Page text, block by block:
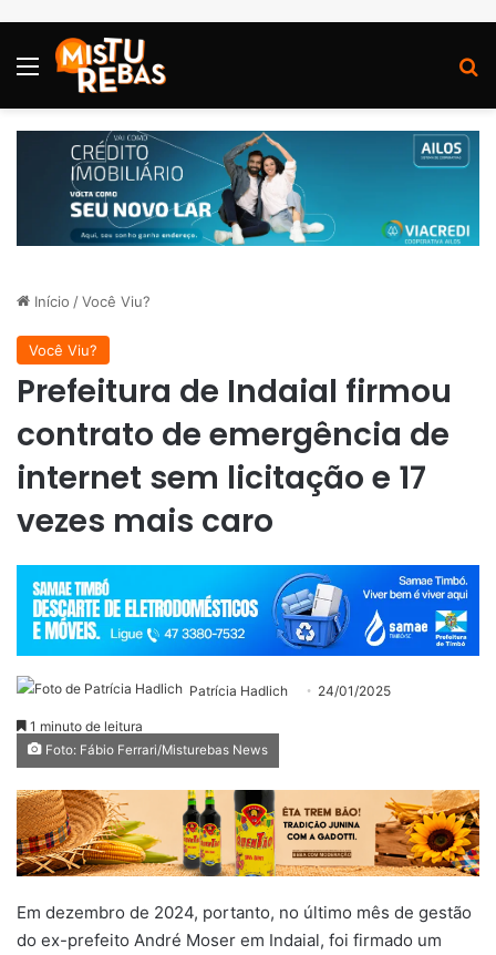
Menu
Início /Você Viu?
Você Viu?
Prefeitura de Indaial firmou
contrato de emergência de
internet sem licitação e 17
vezes mais caro
Patrícia Hadlich 24/01/2025
1 minuto de leitura
Foto: Fábio Ferrari/Misturebas News
Em dezembro de 2024, portanto, no último mês de gestão
do ex-prefeito André Moser em Indaial, foi firmado um